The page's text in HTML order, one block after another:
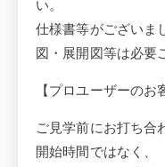
い。
仕様書等がございま
図・展開図等は必要
【プロユーザーのお
ご見学前にお打ち合
開始時間ではなく、